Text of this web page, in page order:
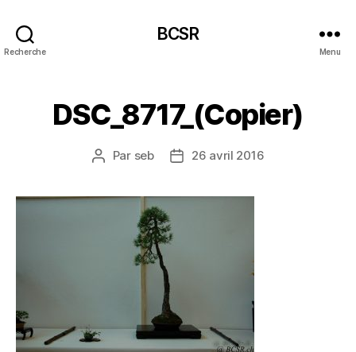
Recherche
BCSR
Menu
DSC_8717_(Copier)
Auteur
Par seb
Date26 avril 2016